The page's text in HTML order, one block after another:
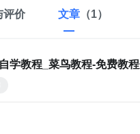
评价 文章 （1）
学教程_菜鸟教程-免费教